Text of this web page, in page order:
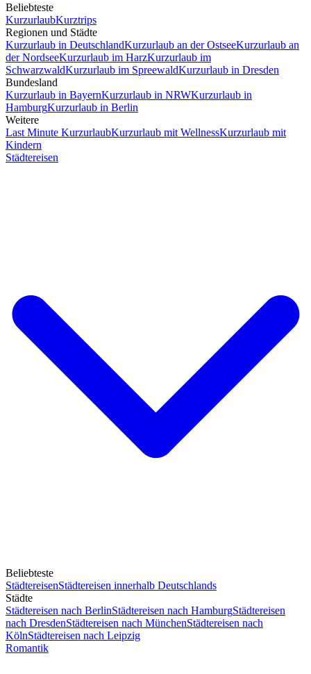
Beliebteste
KurzurlaubKurztrips
Regionen und Städte
Kurzurlaub in DeutschlandKurzurlaub an der OstseeKurzurlaub an
der NordseeKurzurlaub im HarzKurzurlaub im
SchwarzwaldKurzurlaub im SpreewaldKurzurlaub in Dresden
Bundesland
Kurzurlaub in BayernKurzurlaub in NRWKurzurlaub in
HamburgKurzurlaub in Berlin
Weitere
Last Minute KurzurlaubKurzurlaub mit WellnessKurzurlaub mit
Kindern
Städtereisen
Beliebteste
StädtereisenStädtereisen innerhalb Deutschlands
Städte
Städtereisen nach BerlinStädtereisen nach HamburgStädtereisen
nach DresdenStädtereisen nach MünchenStädtereisen nach
KölnStädtereisen nach Leipzig
Romantik